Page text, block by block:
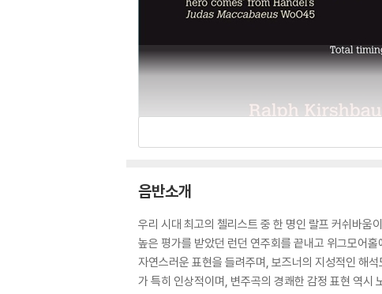
음반소개
우리 시대 최고의 첼리스트 중 한 명인 랄프 커쉬바움
높은 평가를 받았던 런던 연주회를 끝내고 위그모어
자연스러운 표현을 들려주며, 보즈너의 지성적인 해
가 특히 인상적이며, 변주곡의 경쾌한 감정 표현 역시